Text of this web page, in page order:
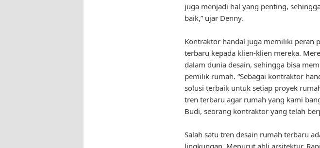
juga menjadi hal yang penting,
baik,” ujar Denny.
Kontraktor handal juga memiliki peran
terbaru kepada klien-klien mereka.
dalam dunia desain, sehingga bisa
pemilik rumah. “Sebagai kontraktor
solusi terbaik untuk setiap proyek
tren terbaru agar rumah yang kami
Budi, seorang kontraktor yang telah
Salah satu tren desain rumah terbaru